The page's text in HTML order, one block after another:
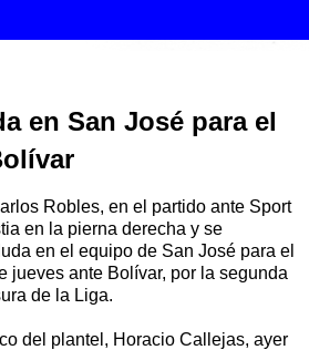
en San José para el
Robles, en el partido ante Sport
en la pierna derecha y se
en el equipo de San José para el
jueves ante Bolívar, por la segunda
de la Liga.
del plantel, Horacio Callejas, ayer